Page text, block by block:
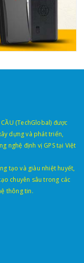
CẦU (TechGlobal) được
dựng và phát triển,
nghệ định vị GPS tại Việt
tạo và giàu nhiệt huyết,
chuyên sâu trong các
thông tin.